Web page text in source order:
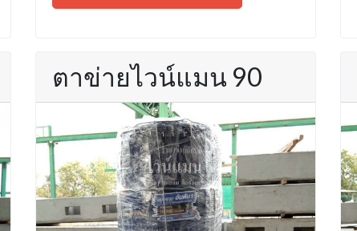
ตาข่ายไวน์แมน 90